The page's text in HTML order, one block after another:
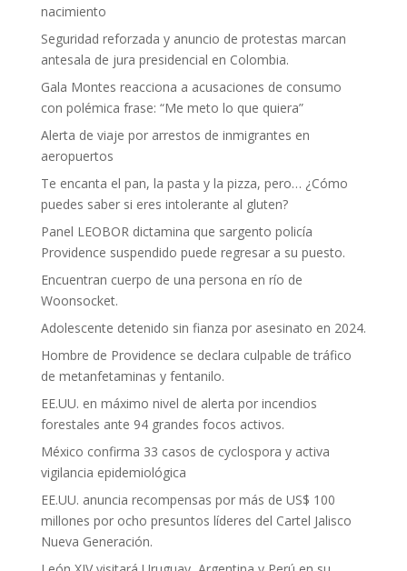
nacimiento
Seguridad reforzada y anuncio de protestas marcan
antesala de jura presidencial en Colombia.
Gala Montes reacciona a acusaciones de consumo
con polémica frase: “Me meto lo que quiera”
Alerta de viaje por arrestos de inmigrantes en
aeropuertos
Te encanta el pan, la pasta y la pizza, pero… ¿Cómo
puedes saber si eres intolerante al gluten?
Panel LEOBOR dictamina que sargento policía
Providence suspendido puede regresar a su puesto.
Encuentran cuerpo de una persona en río de
Woonsocket.
Adolescente detenido sin fianza por asesinato en 2024.
Hombre de Providence se declara culpable de tráfico
de metanfetaminas y fentanilo.
EE.UU. en máximo nivel de alerta por incendios
forestales ante 94 grandes focos activos.
México confirma 33 casos de cyclospora y activa
vigilancia epidemiológica
EE.UU. anuncia recompensas por más de US$ 100
millones por ocho presuntos líderes del Cartel Jalisco
Nueva Generación.